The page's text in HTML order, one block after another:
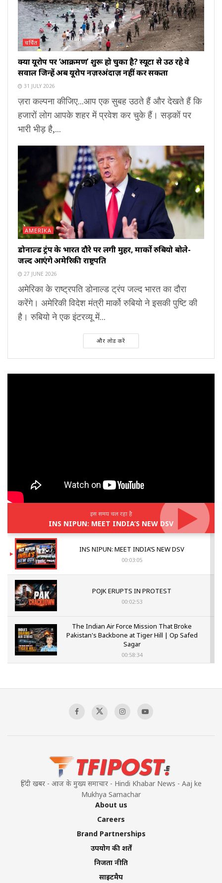
चर्चित
क्या यूरोप पर ‘आक्रमण’ शुरू हो चुका है? स्यूटा से उठ रहे वे
सवाल जिन्हें अब यूरोप नज़रअंदाज़ नहीं कर सकता
31 JULY 2026
ज़रा कल्पना कीजिए...आप एक सुबह उठते हैं और देखते हैं कि
हजारों लोग आपके शहर में प्रवेश कर चुके हैं। सड़कों पर
भारी भीड़ है,...
AMERIKA
डोनाल्ड ट्रंप के भारत दौरे पर लगी मुहर, मार्को रुबियो बोले-
जल्द आएंगे अमेरिकी राष्ट्रपति
27 JUNE 2026
अमेरिका के राष्ट्रपति डोनाल्ड ट्रंप जल्द भारत का दौरा
करेंगे। अमेरिकी विदेश मंत्री मार्को रुबियो ने इसकी पुष्टि की
है। रुबियो ने एक इंटरव्यू में...
और लोड करें
इस समय चल रहा है
INS NIPUN: MEET INDIA’S NEW DSV
INS NIPUN: MEET INDIA’S NEW DSV
00:03:05
POJK ERUPTS IN PROTEST
00:02:53
The Indian Air Force Mission That Broke
Pakistan's Backbone at Tiger Hill | Op Safed
Sagar
00:58:34
हिंदी खबर - आज के मुख्य समाचार - Hindi Khabar News - Aaj ke
Mukhya Samachar
About us
Careers
Brand Partnerships
उपयोग की शर्तें
निजता नीति
साइटमैप